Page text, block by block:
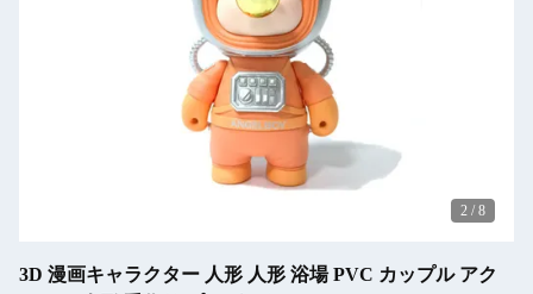
3 / 8
3D 漫画キャラクター 人形 人形 浴場 PVC カップル アク